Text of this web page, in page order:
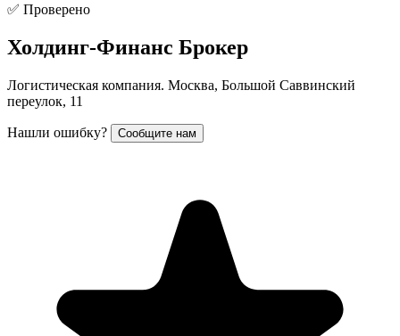
✅ Проверено
Холдинг-Финанс Брокер
Логистическая компания. Москва, Большой Саввинский
переулок, 11
Нашли ошибку? Сообщите нам